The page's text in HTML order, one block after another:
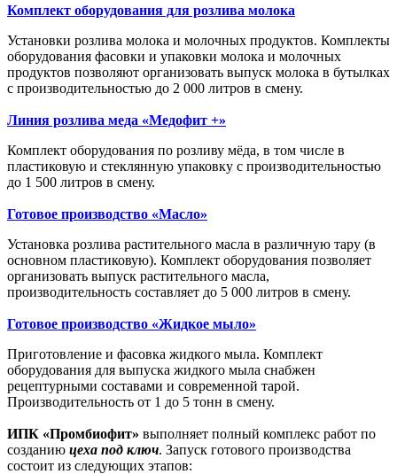
Комплект оборудования для розлива молока
Установки розлива молока и молочных продуктов. Комплекты
оборудования фасовки и упаковки молока и молочных
продуктов позволяют организовать выпуск молока в бутылках
с производительностью до 2 000 литров в смену.
Линия розлива меда «Медофит +»
Комплект оборудования по розливу мёда, в том числе в
пластиковую и стеклянную упаковку с производительностью
до 1 500 литров в смену.
Готовое производство «Масло»
Установка розлива растительного масла в различную тару (в
основном пластиковую). Комплект оборудования позволяет
организовать выпуск растительного масла,
производительность составляет до 5 000 литров в смену.
Готовое производство «Жидкое мыло»
Приготовление и фасовка жидкого мыла. Комплект
оборудования для выпуска жидкого мыла снабжен
рецептурными составами и современной тарой.
Производительность от 1 до 5 тонн в смену.
ИПК «Промбиофит» выполняет полный комплекс работ по
созданию цеха под ключ. Запуск готового производства
состоит из следующих этапов: